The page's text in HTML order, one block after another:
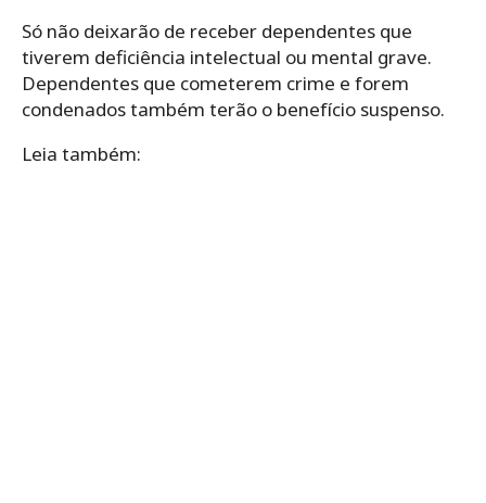
Só não deixarão de receber dependentes que
tiverem deficiência intelectual ou mental grave.
Dependentes que cometerem crime e forem
condenados também terão o benefício suspenso.
Leia também: